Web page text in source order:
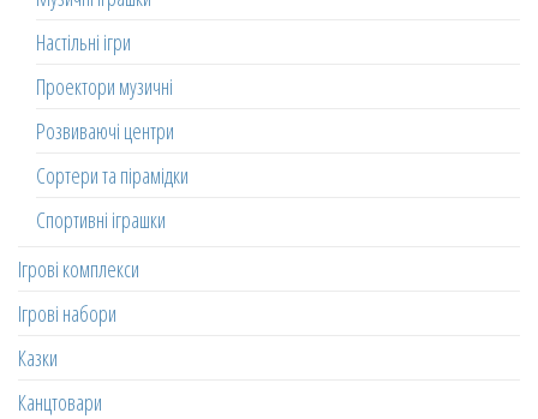
Настільні ігри
Проектори музичні
Розвиваючі центри
Сортери та пірамідки
Спортивні іграшки
Ігрові комплекси
Ігрові набори
Казки
Канцтовари